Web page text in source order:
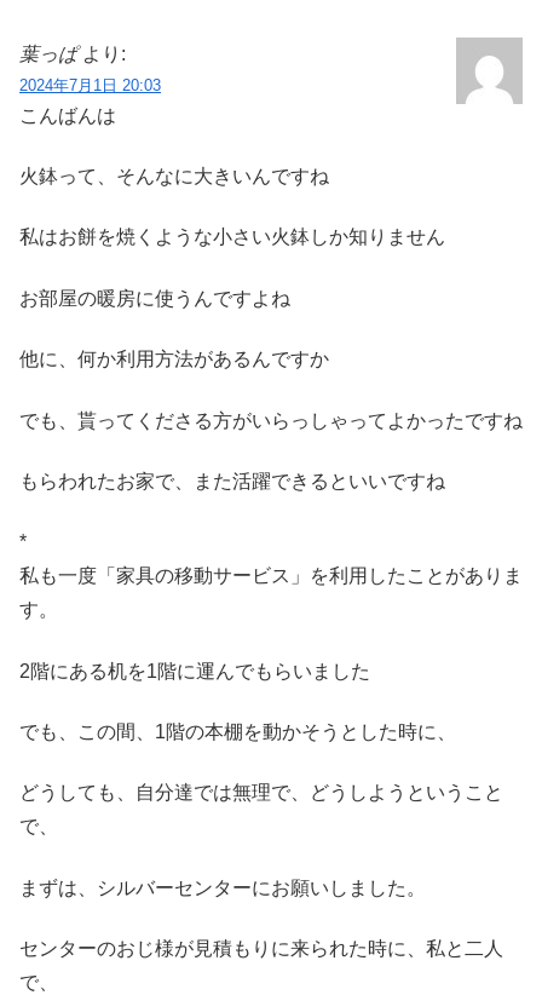
葉っぱ より:
2024年7月1日 20:03
こんばんは
火鉢って、そんなに大きいんですね
私はお餅を焼くような小さい火鉢しか知りません
お部屋の暖房に使うんですよね
他に、何か利用方法があるんですか
でも、貰ってくださる方がいらっしゃってよかったですね
もらわれたお家で、また活躍できるといいですね
*
私も一度「家具の移動サービス」を利用したことがありま
す。
2階にある机を1階に運んでもらいました
でも、この間、1階の本棚を動かそうとした時に、
どうしても、自分達では無理で、どうしようということ
で、
まずは、シルバーセンターにお願いしました。
センターのおじ様が見積もりに来られた時に、私と二人
で、